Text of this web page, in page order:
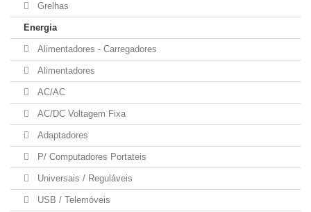
Grelhas
Energia
Alimentadores - Carregadores
Alimentadores
AC/AC
AC/DC Voltagem Fixa
Adaptadores
P/ Computadores Portateis
Universais / Reguláveis
USB / Telemóveis